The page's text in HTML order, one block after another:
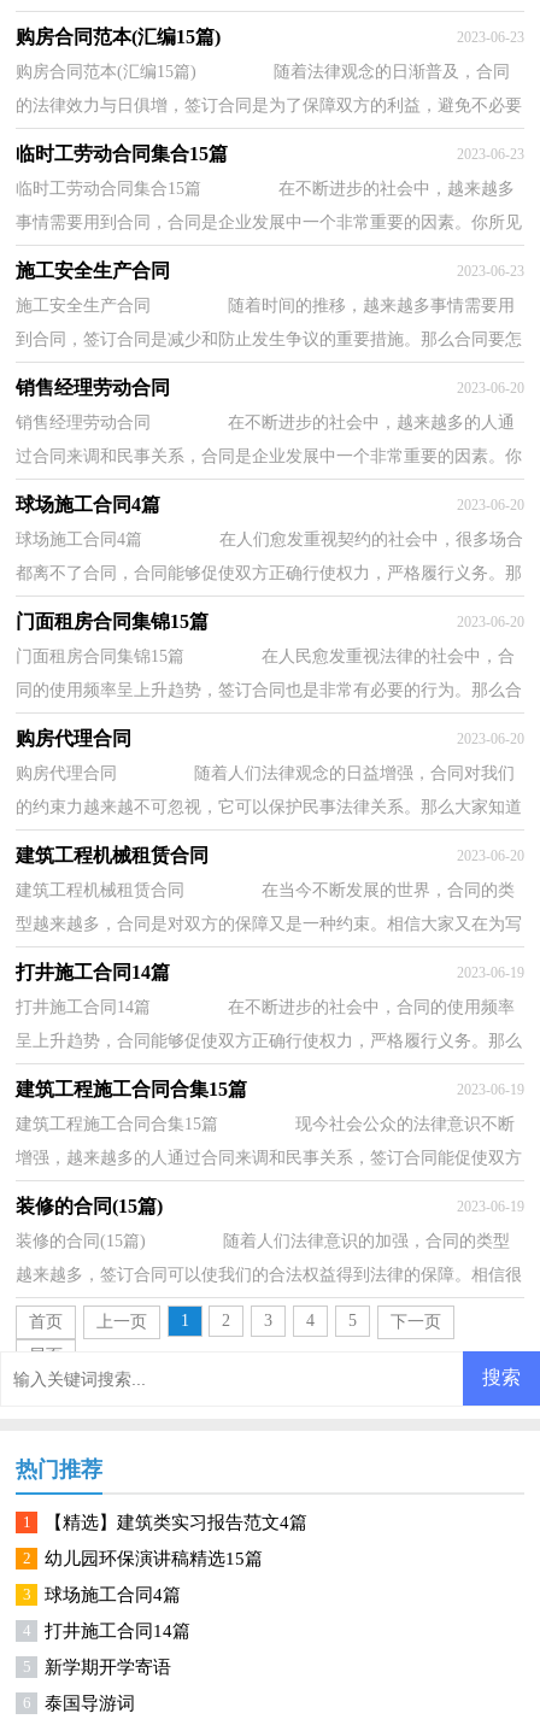
素。那么常见的合同书是什么样的呢？以下是...
购房合同范本(汇编15篇) 2023-06-23
购房合同范本(汇编15篇) 随着法律观念的日渐普及，合同
的法律效力与日俱增，签订合同是为了保障双方的利益，避免不必要
临时工劳动合同集合15篇 2023-06-23
临时工劳动合同集合15篇 在不断进步的社会中，越来越多
事情需要用到合同，合同是企业发展中一个非常重要的因素。你所见
过的合同是什么样的呢？以下是小编帮大家整...
施工安全生产合同 2023-06-23
施工安全生产合同 随着时间的推移，越来越多事情需要用
到合同，签订合同是减少和防止发生争议的重要措施。那么合同要怎
销售经理劳动合同 2023-06-20
销售经理劳动合同 在不断进步的社会中，越来越多的人通
过合同来调和民事关系，合同是企业发展中一个非常重要的因素。你
球场施工合同4篇 2023-06-20
球场施工合同4篇 在人们愈发重视契约的社会中，很多场合
都离不了合同，合同能够促使双方正确行使权力，严格履行义务。那
么制定合同书有什么需要注意的呢？下面是小...
门面租房合同集锦15篇 2023-06-20
门面租房合同集锦15篇 在人民愈发重视法律的社会中，合
同的使用频率呈上升趋势，签订合同也是非常有必要的行为。那么合
同书的格式，你掌握了吗？下面是小编为大家收...
购房代理合同 2023-06-20
购房代理合同 随着人们法律观念的日益增强，合同对我们
的约束力越来越不可忽视，它可以保护民事法律关系。那么大家知道
建筑工程机械租赁合同 2023-06-20
建筑工程机械租赁合同 在当今不断发展的世界，合同的类
型越来越多，合同是对双方的保障又是一种约束。相信大家又在为写
打井施工合同14篇 2023-06-19
打井施工合同14篇 在不断进步的社会中，合同的使用频率
呈上升趋势，合同能够促使双方正确行使权力，严格履行义务。那么
建筑工程施工合同合集15篇 2023-06-19
建筑工程施工合同合集15篇 现今社会公众的法律意识不断
增强，越来越多的人通过合同来调和民事关系，签订合同能促使双方
装修的合同(15篇) 2023-06-19
装修的合同(15篇) 随着人们法律意识的加强，合同的类型
越来越多，签订合同可以使我们的合法权益得到法律的保障。相信很
多朋友都对拟合同感到非常苦恼吧，下面是小...
首页 上一页 1 2 3 4 5
下一页
尾页
热门推荐
1 【精选】建筑类实习报告范文4篇
2 幼儿园环保演讲稿精选15篇
3 球场施工合同4篇
4 打井施工合同14篇
5 新学期开学寄语
6 泰国导游词